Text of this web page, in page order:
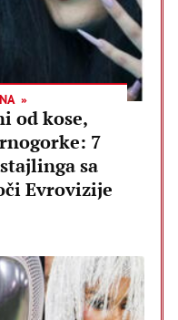
od kose,
7
sa
Evrovizije